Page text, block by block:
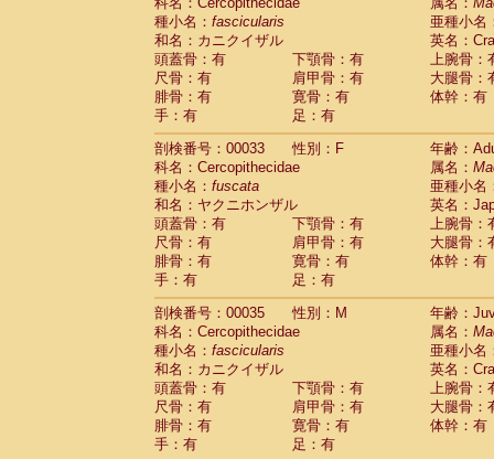
Cercopithecidae hybrid(2)
Cercopithecidae (0)
CercopithecidaeAllenopithecus
CercopithecidaeCercopithecus
CercopithecidaeCercopithecus
CercopithecidaeCercopithecus
CercopithecidaeCercopithecus diana
CercopithecidaeCercopithecus
Cercopithecidae
Cercopithecus
Cercopithecidae
Cercopithecus mitis
CercopithecidaeCercopithecus mitis
CercopithecidaeCercopithecus mitis
CercopithecidaeCercopithecus mona
CercopithecidaeCercopithecus
CercopithecidaeCercopithecus
CercopithecidaeCercopithecus
Cercopithecidae
Cercopithecusspp.(0)
Cercopithecidae
Chlorocebus
CercopithecidaeChlorocebus
CercopithecidaeErythrocebus patas
CercopithecidaeMiopithecus talapoin
CercopithecidaeCercopithecinae spp.
種小名： fascicularis
亜種小名
和名：カニクイザル
英名：
頭蓋骨：有
下顎骨：有
上腕骨：
尺骨：有
肩甲骨：有
大腿骨：
腓骨：有
寛骨：有
体幹：有
手：有
足：有
剖検番号：00033
性別：F
年齢：
科名：Cercopithecidae
属名：
種小名： fuscata
亜種小名
和名：ヤクニホンザル
英名：
頭蓋骨：有
下顎骨：有
上腕骨：
尺骨：有
肩甲骨：有
大腿骨：
腓骨：有
寛骨：有
体幹：有
手：有
足：有
剖検番号：00035
性別：M
年齢：
科名：Cercopithecidae
属名：
種小名： fascicularis
亜種小名
和名：カニクイザル
英名：
頭蓋骨：有
下顎骨：有
上腕骨：
尺骨：有
肩甲骨：有
大腿骨：
腓骨：有
寛骨：有
体幹：有
手：有
足：有